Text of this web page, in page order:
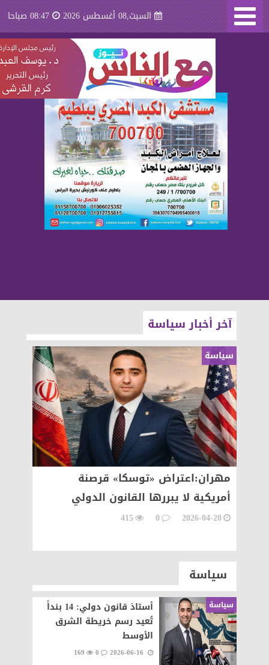
السبت,08 أغسطس 2026 08:47 صباحا
آخر أخبار سياسة
سياسة
مهران:اعتراض «توسكا» قرصنة
أمريكية لا يبررها القانون الدولي
2026-04-20
0
415
سياسة
سياسة
أستاذ قانون دولي: 14 بنداً
تُعيد رسم خريطة الشرق
الأوسط
0
169